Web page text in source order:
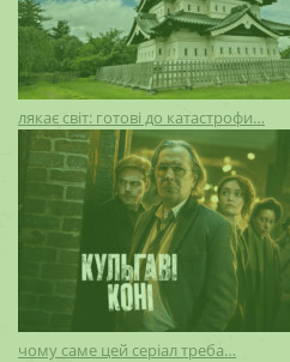
лякає світ: готові до катастрофи…
чому саме цей серіал треба…